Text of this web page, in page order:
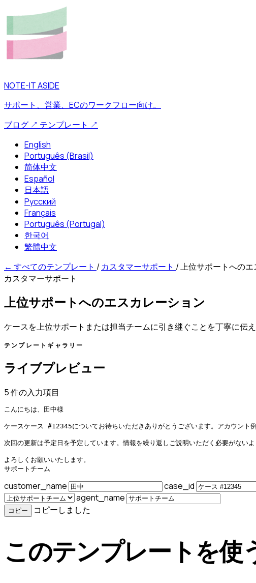
NOTE-IT ASIDE
サポート、営業、ECのワークフロー向け。
ブログ ↗ テンプレート ↗
English
Português (Brasil)
简体中文
Español
日本語
Русский
Français
Português (Portugal)
한국어
繁體中文
← すべてのテンプレート / カスタマーサポート /上位サポートへの
カスタマーサポート
上位サポートへのエスカレーション
ケースを上位サポートまたは担当チームに引き継ぐことを丁寧に伝
テンプレートギャラリー
ライブプレビュー
5 件の入力項目
こんにちは、田中様
ケースケース #12345についてお待ちいただきありがとうございます。アカウント
次回の更新は予定日を予定しています。情報を繰り返しご説明いただく必要がない
よろしくお願いいたします。
サポートチーム
customer_name case_id
agent_name
コピー コピーしました
このテンプレートを使